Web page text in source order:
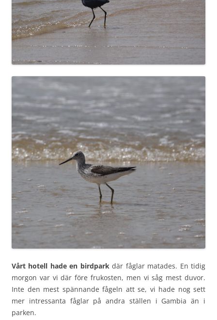
Vårt hotell hade en birdparkdär fåglar matades. En tidig
morgon var vi där före frukosten, men vi såg mest duvor.
Inte den mest spännande fågeln att se, vi hade nog sett
mer intressanta fåglar på andra ställen i Gambia än i
parken.